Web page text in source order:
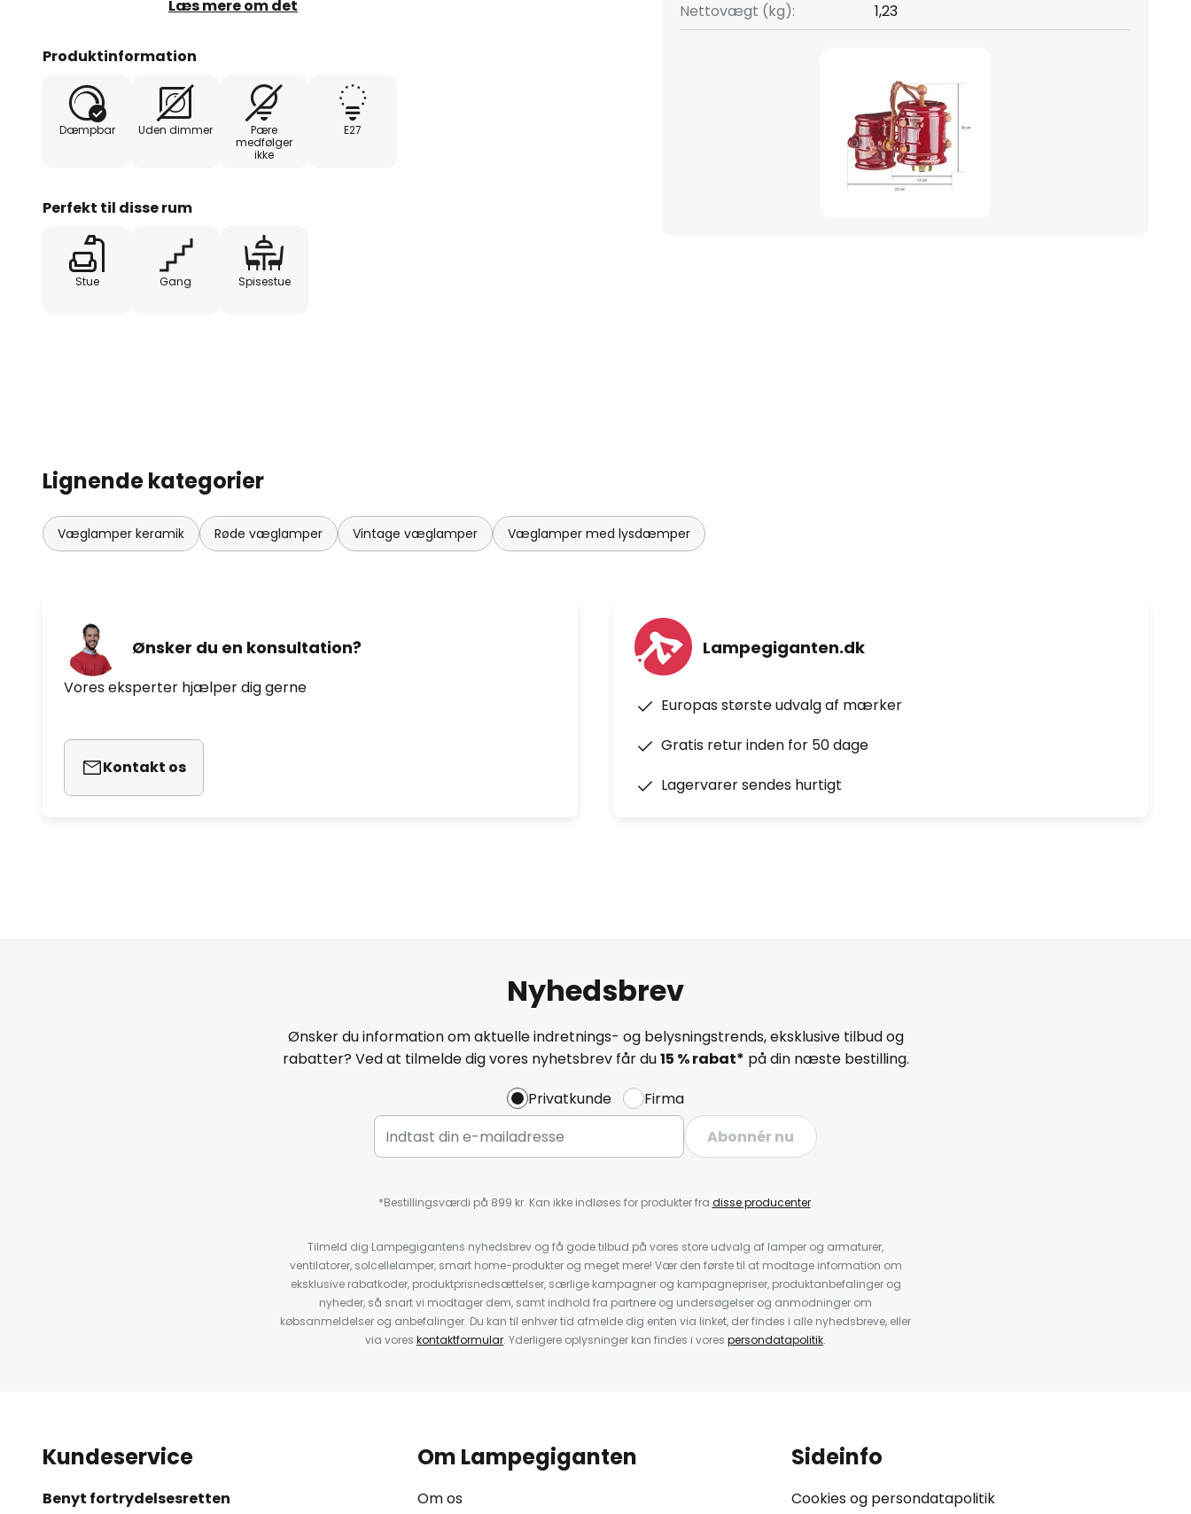
dekorativ eller også en funktionel direkte lyskilde - håndlavet i
Læs mere om det
Produktinformation
Dæmpbar Uden dimmer
Pære
medfølger
ikke
E27
Perfekt til disse rum
Stue Gang Spisestue
Nettovægt (kg):
1,23
Lignende kategorier
Væglamper keramik Røde væglamper Vintage væglamper Væglamper med lysdæmper
Ønsker du en konsultation?
Vores eksperter hjælper dig gerne
Kontakt os
Lampegiganten.dk
Europas største udvalg af mærker
Gratis retur inden for 50 dage
Lagervarer sendes hurtigt
Nyhedsbrev
Ønsker du information om aktuelle indretnings- og belysningstrends, eksklusive tilbud og
rabatter? Ved at tilmelde dig vores nyhetsbrev får du15 % rabat* på din næste bestilling.
Privatkunde
Firma
Abonnér nu
*Bestillingsværdi på 899 kr. Kan ikke indløses for produkter fra disse producenter.
Tilmeld dig Lampegigantens nyhedsbrev og få gode tilbud på vores store udvalg af lamper og armaturer,
ventilatorer, solcellelamper, smart home-produkter og meget mere! Vær den første til at modtage information om
eksklusive rabatkoder, produktprisnedsættelser, særlige kampagner og kampagnepriser, produktanbefalinger og
nyheder, så snart vi modtager dem, samt indhold fra partnere og undersøgelser og anmodninger om
købsanmeldelser og anbefalinger. Du kan til enhver tid afmelde dig enten via linket, der findes i alle nyhedsbreve, eller
via vores kontaktformular. Yderligere oplysninger kan findes i vores persondatapolitik.
Kundeservice
Benyt fortrydelsesretten
Om Lampegiganten
Om os
Sideinfo
Cookies og persondatapolitik